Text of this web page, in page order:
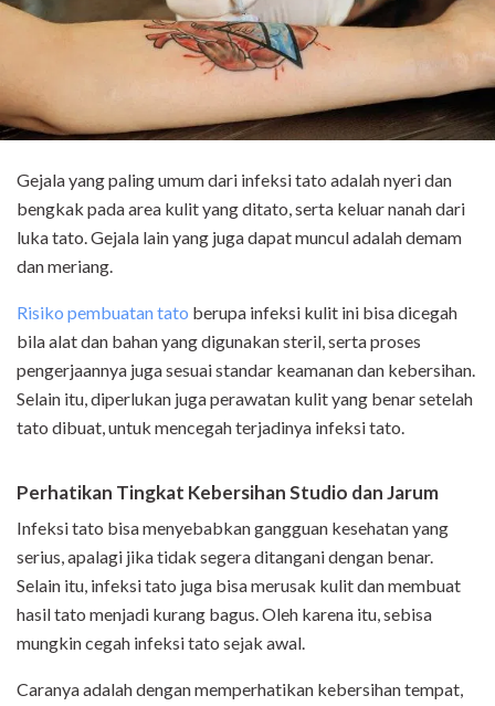
Gejala yang paling umum dari infeksi tato adalah nyeri dan
bengkak pada area kulit yang ditato, serta keluar nanah dari
luka tato. Gejala lain yang juga dapat muncul adalah demam
dan meriang.
Risiko pembuatan tato berupa infeksi kulit ini bisa dicegah
bila alat dan bahan yang digunakan steril, serta proses
pengerjaannya juga sesuai standar keamanan dan kebersihan.
Selain itu, diperlukan juga perawatan kulit yang benar setelah
tato dibuat, untuk mencegah terjadinya infeksi tato.
Perhatikan Tingkat Kebersihan Studio dan Jarum
Infeksi tato bisa menyebabkan gangguan kesehatan yang
serius, apalagi jika tidak segera ditangani dengan benar.
Selain itu, infeksi tato juga bisa merusak kulit dan membuat
hasil tato menjadi kurang bagus. Oleh karena itu, sebisa
mungkin cegah infeksi tato sejak awal.
Caranya adalah dengan memperhatikan kebersihan tempat,